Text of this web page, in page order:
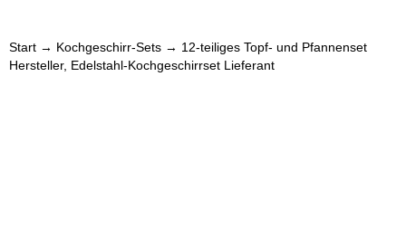
Start → Kochgeschirr-Sets → 12-teiliges Topf- und Pfannenset
Hersteller, Edelstahl-Kochgeschirrset Lieferant